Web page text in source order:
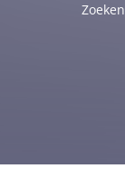
Zoeken